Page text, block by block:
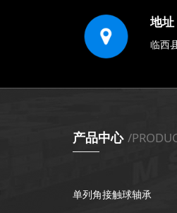
地址
临西
产品中心 /
单列角接触球轴承